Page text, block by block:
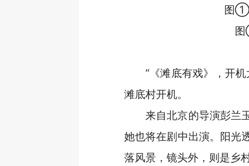
图①
图
“《滩底有戏》，开
滩底村开机。
来自北京的导演彭兰
她也将在剧中出演。阳光
落风景，镜头外，则是乡